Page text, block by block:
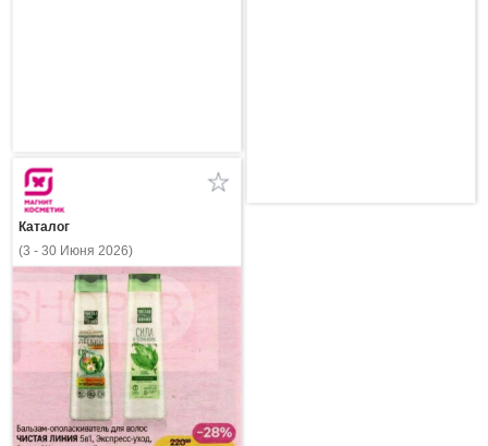
Каталог
(3 - 30 Июня 2026)